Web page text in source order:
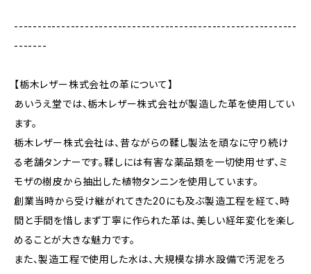
------------------------------------------------------------
-------
【栃木レザー株式会社の革について】
あいうえ堂では、栃木レザー株式会社が製造した革を使用してい
ます。
栃木レザー株式会社は、昔ながらの鞣し製法を頑なに守り続け
る老舗タンナーです。鞣しには有害な薬品類を一切使用せず、ミ
モザの樹皮から抽出した植物タンニンを使用しています。
創業当時から受け継がれてきた20にも及ぶ製造工程を経て、時
間と手間を惜しまず丁寧に作られた革は、美しい経年変化を楽し
めることが大きな魅力です。
また、製造工程で使用した水は、大規模な排水設備で汚泥をろ